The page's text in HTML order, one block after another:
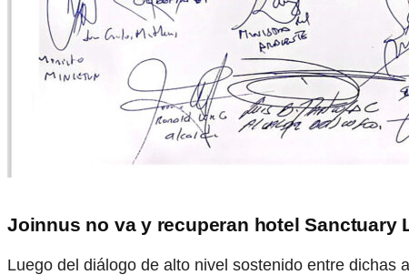
Joinnus no va y recuperan hotel Sanctuary
Luego del diálogo de alto nivel sostenido entre dichas